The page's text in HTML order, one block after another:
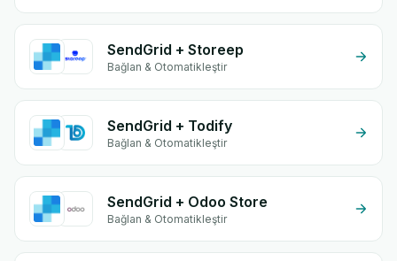
SendGrid + Storeep
Bağlan & Otomatikleştir
SendGrid + Todify
Bağlan & Otomatikleştir
SendGrid + Odoo Store
Bağlan & Otomatikleştir